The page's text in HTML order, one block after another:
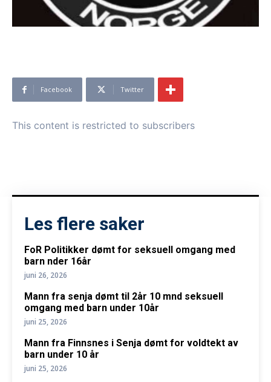
Facebook Twitter
This content is restricted to subscribers
Les flere saker
FoR Politikker dømt for seksuell omgang med
barn nder 16år
juni 26, 2026
Mann fra senja dømt til 2år 10 mnd seksuell
omgang med barn under 10år
juni 25, 2026
Mann fra Finnsnes i Senja dømt for voldtekt av
barn under 10 år
juni 25, 2026